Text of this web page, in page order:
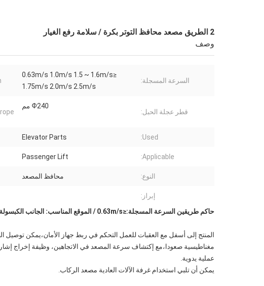
2 الطريق مصعد محافظ التوتر بكرة / سلامة رفع الغيار
وصف
السرعة المسجلة:
≤0.63m/s 1.0m/s 1.5 ~ 1.6m/s
1.75m/s 2.0m/s 2.5m/s
قطر عجلة الحبل:
Ф240 مم
Used:
Elevator Parts
Applicable:
Passenger Lift
النوع: محافظ المصعد
إبراز:
حاكم طريقين السرعة المسجلة:≤0.63m/s / الموقع المناسب: الجانب الكبسولة على الجانب الثقيل
المنتج إلى أسفل مع العقبات للعمل التحكم في ربط جهاز الأمان،يمكن
مغناطيسية صعودا،مع إكتشاف سرعة المصعد في الاتجاهين، وظيفة إخراج إشارة
عملية يدوية.
يمكن أن تلبي استخدام غرفة الآلات العادية مصعد الركاب.